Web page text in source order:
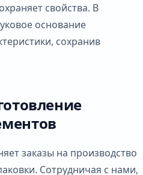
свойства. В
основание
сохранив
заказы на производство
Сотрудничая с нами,